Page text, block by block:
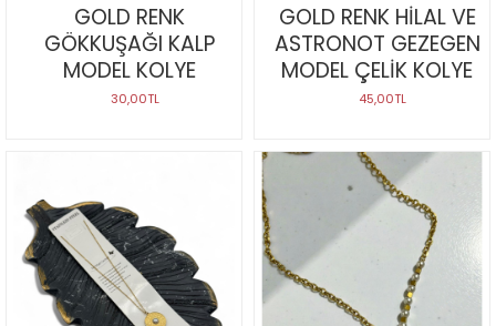
GOLD RENK
GÖKKUŞAĞI KALP
MODEL KOLYE
30,00TL
GOLD RENK HİLAL VE
ASTRONOT GEZEGEN
MODEL ÇELİK KOLYE
45,00TL